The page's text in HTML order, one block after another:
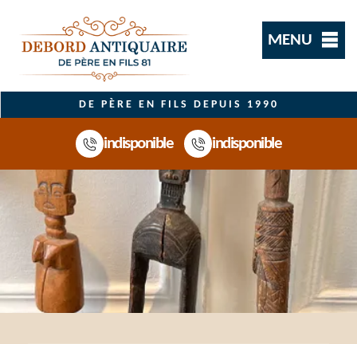
MENU
DE PÈRE EN FILS DEPUIS 1990
indisponible indisponible